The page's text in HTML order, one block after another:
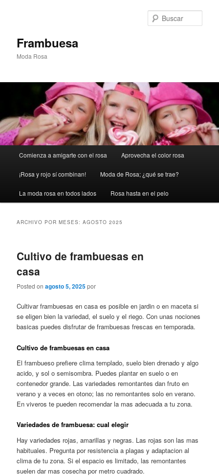
Frambuesa
Moda Rosa
principal
Comienza a amigarte con el rosa Aprovecha el color rosa
¡Rosa y rojo sí combinan! Moda de Rosa; ¿qué se trae?
La moda rosa en todos lados Rosa hasta en el pelo
ARCHIVO POR MESES:AGOSTO 2025
Cultivo de frambuesas en
casa
Posted onagosto 5, 2025por
Cultivar frambuesas en casa es posible en jardin o en maceta si
se eligen bien la variedad, el suelo y el riego. Con unas nociones
basicas puedes disfrutar de frambuesas frescas en temporada.
Cultivo de frambuesas en casa
El frambueso prefiere clima templado, suelo bien drenado y algo
acido, y sol o semisombra. Puedes plantar en suelo o en
contenedor grande. Las variedades remontantes dan fruto en
verano y a veces en otono; las no remontantes solo en verano.
En viveros te pueden recomendar la mas adecuada a tu zona.
Variedades de frambuesa: cual elegir
Hay variedades rojas, amarillas y negras. Las rojas son las mas
habituales. Pregunta por resistencia a plagas y adaptacion al
clima de tu zona. Si el espacio es limitado, las remontantes
suelen dar mas cosecha por metro cuadrado.